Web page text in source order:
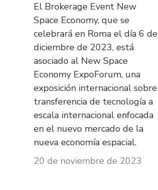
El Brokerage Event New
Space Economy, que se
celebrará en Roma el día 6 de
diciembre de 2023, está
asociado al New Space
Economy ExpoForum, una
exposición internacional sobre
transferencia de tecnología a
escala internacional enfocada
en el nuevo mercado de la
nueva economía espacial.
20 de noviembre de 2023